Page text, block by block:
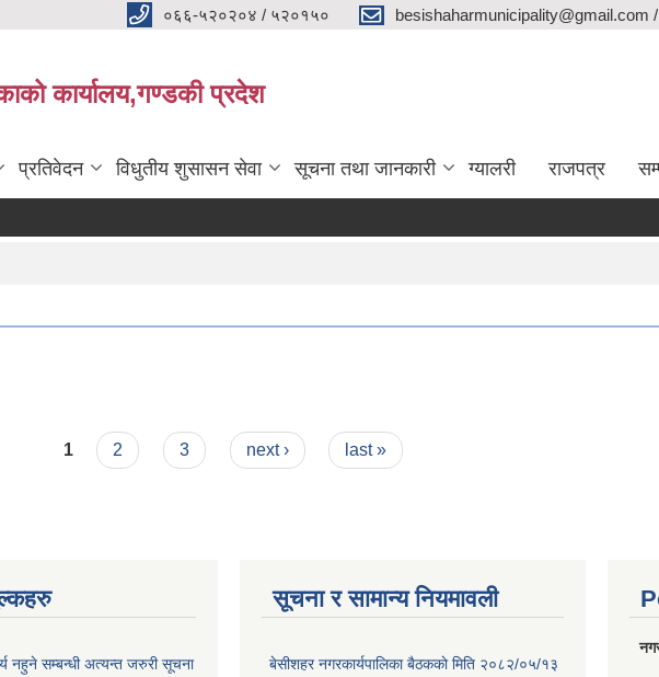
०६६-५२०२०४ / ५२०१५० besishaharmunicipality@gmail.com
कार्यालय,गण्डकी प्रदेश
प्रतिवेदन विधुतीय शुसासन सेवा सूचना तथा जानकारी ग्यालरी राजपत्र
1 2 3 next › last »
नहुने सम्बन्धी अत्यन्त जरुरी सूचना
सूचना र सामान्य नियमावली
बे‍‍सीशहर नगरकार्यपालिका बैठककाे मिति २०८२/०५/१३